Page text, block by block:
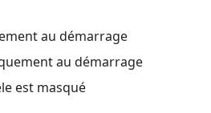
au démarrage
au démarrage
est masqué